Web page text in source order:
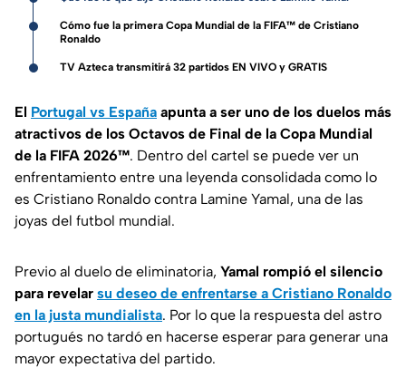
Cómo fue la primera Copa Mundial de la FIFA™ de Cristiano
Ronaldo
TV Azteca transmitirá 32 partidos EN VIVO y GRATIS
El Portugal vs España apunta a ser uno de los duelos más
atractivos de los Octavos de Final de la Copa Mundial
de la FIFA 2026™. Dentro del cartel se puede ver un
enfrentamiento entre una leyenda consolidada como lo
es Cristiano Ronaldo contra Lamine Yamal, una de las
joyas del futbol mundial.
Previo al duelo de eliminatoria, Yamal rompió el silencio
para revelar su deseo de enfrentarse a Cristiano Ronaldo
en la justa mundialista. Por lo que la respuesta del astro
portugués no tardó en hacerse esperar para generar una
mayor expectativa del partido.